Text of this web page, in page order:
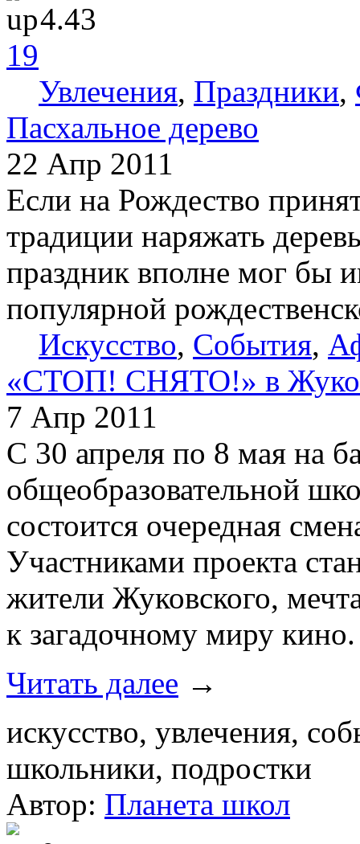
4.43
19
Увлечения, Праздники,
Пасхальное дерево
22 Апр 2011
Если на Рождество
традиции наряжать
праздник вполне мог бы
популярной
Искусство, События,
«СТОП! СНЯТО!» в
7 Апр 2011
С 30 апреля по 8 мая на
общеобразовательной
состоится очередная
Участниками проекта
жители Жуковского,
к загадочному миру кино.
Читать далее →
искусство, увлечения,
школьники, подростки
Автор: Планета школ